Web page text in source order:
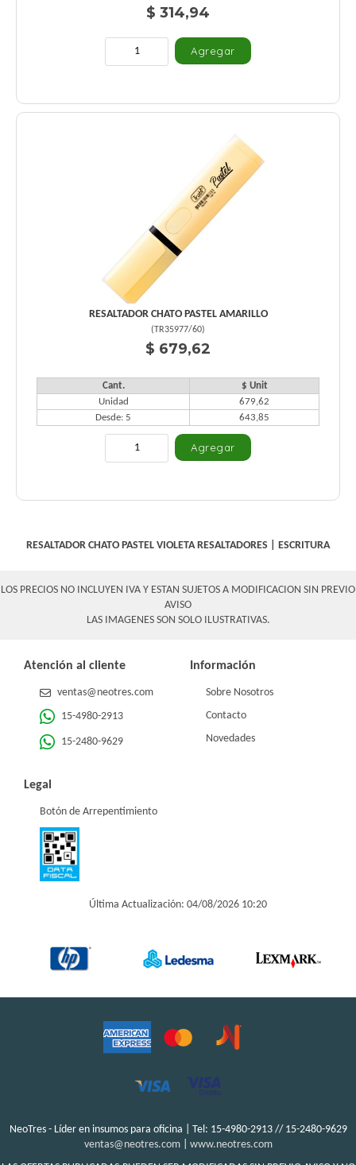
$ 314,94
RESALTADOR CHATO PASTEL AMARILLO
( TR35977/60)
$ 679,62
Cant.
$ Unit
Unidad
679,62
Desde: 5
643,85
RESALTADOR CHATO PASTEL VIOLETA RESALTADORES ESCRITURA
LOS PRECIOS NO INCLUYEN IVA Y ESTAN SUJETOS A MODIFICACION SIN PREVIO
AVISO
LAS IMAGENES SON SOLO ILUSTRATIVAS.
Atención al cliente
ventas@neotres.com
15-4980-2913
15-2480-9629
Información
Sobre Nosotros
Contacto
Novedades
Legal
Botón de Arrepentimiento
Última Actualización: 04/08/2026 10:20
NeoTres - Líder en insumos para oficina | Tel: 15-4980-2913 // 15-2480-9629
ventas@neotres.com| www.neotres.com